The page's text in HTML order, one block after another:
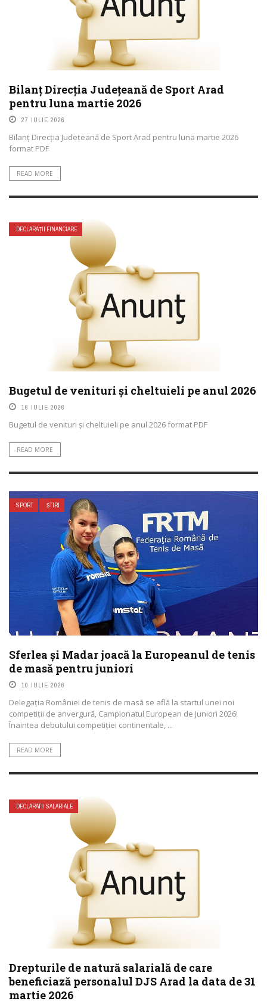
Pink Troubles
Bilanț Direcția Județeană de Sport Arad
pentru luna martie 2026
27 IULIE 2026
Bilanț Direcția Județeană de Sport Arad pentru luna martie 2026
format PDF
READ MORE
DECLARAȚII FINANCIARE
Bugetul de venituri și cheltuieli pe anul 2026
16 IULIE 2026
Bugetul de venituri și cheltuieli pe anul 2026 format PDF
READ MORE
SPORT ȘTIRI
Sferlea și Madar joacă la Europeanul de tenis
de masă pentru juniori
10 IULIE 2026
Delegația României de tenis de masă se află la startul unei noi
competiții de anvergură, Campionatul European de Juniori 2026!
Înaintea debutului competiției continentale, ...
READ MORE
DECLARATII SALARIALE
Drepturile de natură salarială de care
beneficiază personalul DJS Arad la data de 31
martie 2026